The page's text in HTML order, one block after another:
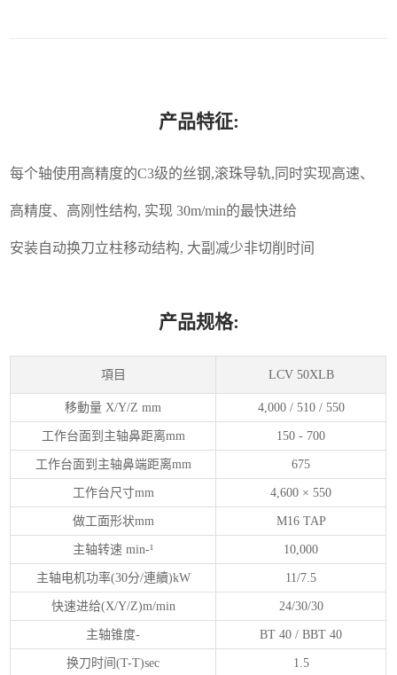
产品特征:
每个轴使用高精度的C3级的丝钢,滚珠导轨,同时实现高速、
高精度、高刚性结构, 实现 30m/min的最快进给
安装自动换刀立柱移动结构, 大副减少非切削时间
产品规格:
項目 LCV 50XLB
移動量 X/Y/Z mm 4,000 / 510 / 550
工作台面到主轴鼻距离mm 150 - 700
工作台面到主轴鼻端距离mm 675
工作台尺寸mm 4,600 × 550
做工面形状mm M16 TAP
主轴转速 min-¹ 10,000
主轴电机功率(30分/連續)kW 11/7.5
快速进给(X/Y/Z)m/min 24/30/30
主轴锥度- BT 40 / BBT 40
换刀时间(T-T)sec 1.5